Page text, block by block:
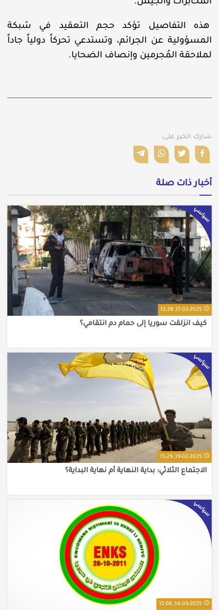
المخابرات والجيش.
هذه التفاصيل تؤكد حجم التعقيد في شبكة
المسؤولية عن الجرائم، وتستدعي تحركاً دولياً جاداً
لملاحقة المُجرمين وإنصاف الضحايا.
شارك الخبر على:
أخبار ذات صلة
سياسي
17-03-2025, 12:28
كيف انزلقت سوريا إلى حمام دم انتقامي؟
سياسي
19-02-2025, 15:29
الاجتماع الثلاثي: بداية النهاية أم نهاية البداية؟
سياسي
14-03-2025, 12:06